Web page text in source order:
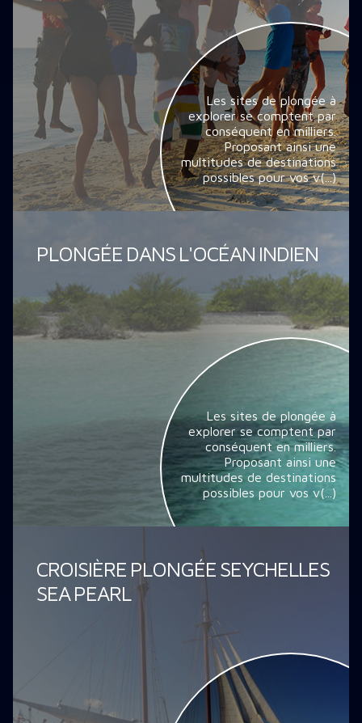
Les sites de plongée à
explorer se comptent par
conséquent en milliers.
Proposant ainsi une
multitudes de destinations
possibles pour vos v(...)
PLONGÉE DANS L'OCÉAN INDIEN
Les sites de plongée à
explorer se comptent par
conséquent en milliers.
Proposant ainsi une
multitudes de destinations
possibles pour vos v(...)
CROISIÈRE PLONGÉE SEYCHELLES
SEA PEARL